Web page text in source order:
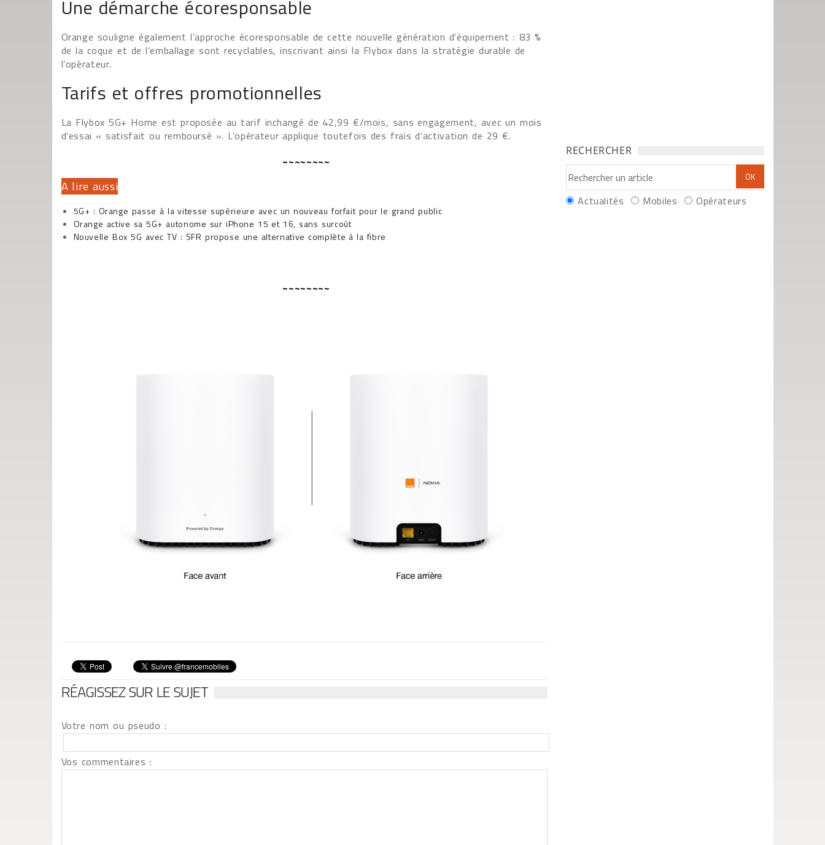
Une démarche écoresponsable
Orange souligne également l’approche écoresponsable de cette nouvelle génération d’équipement : 83 %
de la coque et de l’emballage sont recyclables, inscrivant ainsi la Flybox dans la stratégie durable de
l’opérateur.
Tarifs et offres promotionnelles
La Flybox 5G+ Home est proposée au tarif inchangé de 42,99 €/mois, sans engagement, avec un mois
d’essai « satisfait ou remboursé ». L’opérateur applique toutefois des frais d’activation de 29 €.
~~~~~~~~
A lire aussi
5G+ : Orange passe à la vitesse supérieure avec un nouveau forfait pour le grand public
Orange active sa 5G+ autonome sur iPhone 15 et 16, sans surcoût
Nouvelle Box 5G avec TV : SFR propose une alternative complète à la fibre
~~~~~~~~
RÉAGISSEZ SUR LE SUJET
Votre nom ou pseudo :
Vos commentaires :
RECHERCHER
Actualités Mobiles Opérateurs